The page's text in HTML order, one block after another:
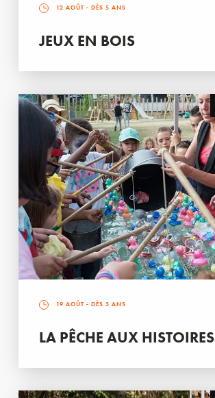
12 AOÛT - DÈS 5 ANS
JEUX EN BOIS
19 AOÛT - DÈS 3 ANS
LA PÊCHE AUX HISTOIRES